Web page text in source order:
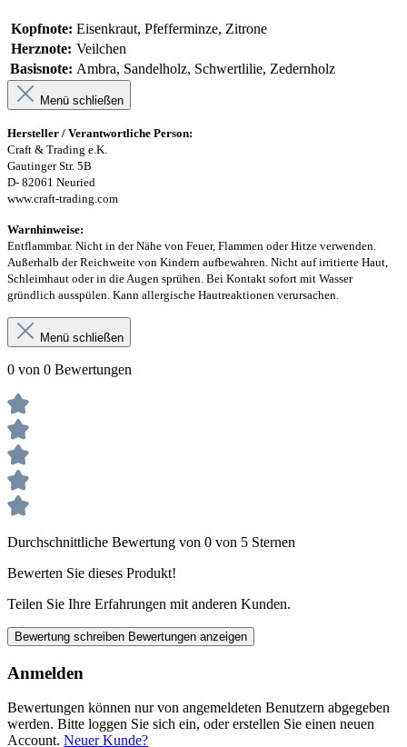
Kopfnote: Eisenkraut, Pfefferminze, Zitrone
Herznote: Veilchen
Basisnote: Ambra, Sandelholz, Schwertlilie, Zedernholz
Menü schließen
Hersteller / Verantwortliche Person:
Craft & Trading e.K.
Gautinger Str. 5B
D- 82061 Neuried
www.craft-trading.com
Warnhinweise:
Entflammbar. Nicht in der Nähe von Feuer, Flammen oder Hitze verwenden.
Außerhalb der Reichweite von Kindern aufbewahren. Nicht auf irritierte Haut,
Schleimhaut oder in die Augen sprühen. Bei Kontakt sofort mit Wasser
gründlich ausspülen. Kann allergische Hautreaktionen verursachen.
Menü schließen
0 von 0 Bewertungen
Durchschnittliche Bewertung von 0 von 5 Sternen
Bewerten Sie dieses Produkt!
Teilen Sie Ihre Erfahrungen mit anderen Kunden.
Bewertung schreiben Bewertungen anzeigen
Anmelden
Bewertungen können nur von angemeldeten Benutzern abgegeben
werden. Bitte loggen Sie sich ein, oder erstellen Sie einen neuen
Account. Neuer Kunde?